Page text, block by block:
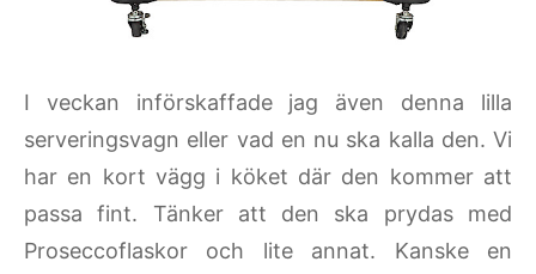
I veckan införskaffade jag även denna lilla
serveringsvagn eller vad en nu ska kalla den. Vi
har en kort vägg i köket där den kommer att
passa fint. Tänker att den ska prydas med
Proseccoflaskor och lite annat. Kanske en